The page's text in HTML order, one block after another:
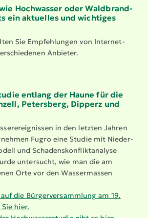
Hochwasser oder Waldbrand­
ein aktuelles und wichtiges
Sie Empfeh­lungen von Inter­net­
Anbieter.
entlang der Haune für die
Petersberg, Dipperz und
in den letzten Jahren
Fugro eine Studie mit Nieder­
und Schadens­kon­flik­t­analyse
untersucht, wie man die am
Orte vor den Wasser­massen
die Bürger­ver­sammlung am 19.
hier.